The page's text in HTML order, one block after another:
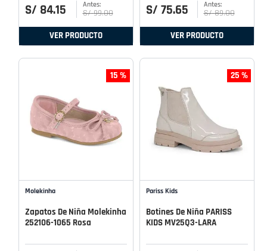
S/ 84.15 S/ 99.00
VER PRODUCTO
S/ 75.65 S/ 89.00
VER PRODUCTO
15 %
Molekinha
Zapatos De Niña Molekinha
252106-1065 Rosa
25 %
Pariss Kids
Botines De Niña PARISS
KIDS MV25Q3-LARA